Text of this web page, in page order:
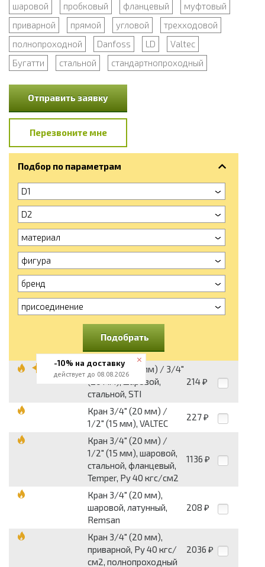
шаровой
пробковый фланцевый
муфтовый
приварной
прямой угловой
трехходовой
полнопроходной
Danfoss LD
Valtec
Бугатти
стальной стандартнопроходный
Отправить заявку
Перезвоните мне
Подбор по параметрам
D1
D2
материал
фигура
бренд
присоединение
Подобрать
Кран 1/2" (15 мм) / 3/4"
(20 мм), шаровой,
стальной, STI
214 ₽
Кран 3/4" (20 мм) /
1/2" (15 мм), VALTEC
227 ₽
Кран 3/4" (20 мм) /
1/2" (15 мм), шаровой,
стальной, фланцевый,
Temper, Py 40 кгс/см2
1136 ₽
Кран 3/4" (20 мм),
шаровой, латунный,
Remsan
208 ₽
Кран 3/4" (20 мм),
приварной, Py 40 кгс/
см2, полнопроходный
2036 ₽
-10% на доставку
действует до 08.08.2026